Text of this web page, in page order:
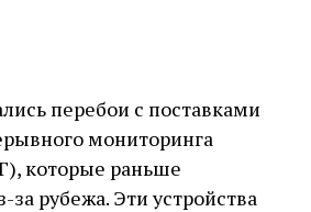
перебои с поставками
мониторинга
которые раньше
за рубежа. Эти устройства